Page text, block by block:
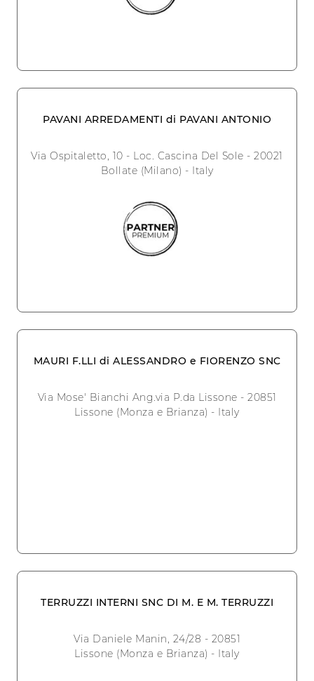
PAVANI ARREDAMENTI di PAVANI ANTONIO
Via Ospitaletto, 10 - Loc. Cascina Del Sole - 20021
Bollate (Milano) - Italy
MAURI F.LLI di ALESSANDRO e FIORENZO SNC
Via Mose' Bianchi Ang.via P.da Lissone - 20851
Lissone (Monza e Brianza) - Italy
TERRUZZI INTERNI SNC DI M. E M. TERRUZZI
Via Daniele Manin, 24/28 - 20851
Lissone (Monza e Brianza) - Italy